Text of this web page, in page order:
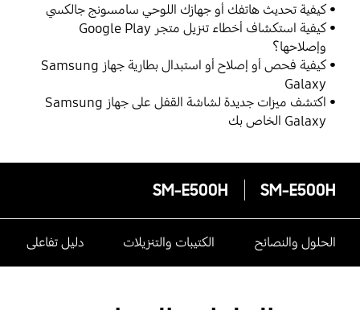
كيفية تحديث هاتفك أو جهازك اللوحي سامسونج جالكسي
كيفية استكشاف أخطاء تنزيل متجر Google Play
وإصلاحها؟
كيفية فحص أو إصلاح أو استبدال بطارية جهاز Samsung
Galaxy
اكتشف ميزات جديدة لشاشة القفل على جهاز Samsung
Galaxy الخاص بك
SM-E500H
SM-E500H
الحلول والنصائح الكتيبات والتنزيلات دليل تفاعلى